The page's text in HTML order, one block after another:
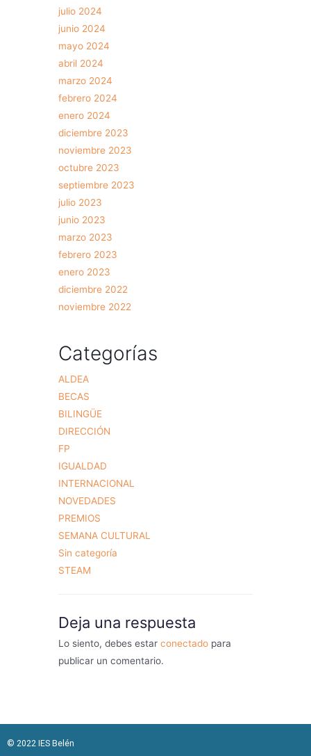
julio 2024
junio 2024
mayo 2024
abril 2024
marzo 2024
febrero 2024
enero 2024
diciembre 2023
noviembre 2023
octubre 2023
septiembre 2023
julio 2023
junio 2023
marzo 2023
febrero 2023
enero 2023
diciembre 2022
noviembre 2022
Categorías
ALDEA
BECAS
BILINGÜE
DIRECCIÓN
FP
IGUALDAD
INTERNACIONAL
NOVEDADES
PREMIOS
SEMANA CULTURAL
Sin categoría
STEAM
Deja una respuesta
Lo siento, debes estar conectado para
publicar un comentario.
© 2022 IES Belén